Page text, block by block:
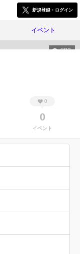
新規登録・ログイン
イベント
802
0
0
イベント